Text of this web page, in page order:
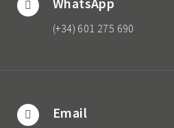
(+34) 601 275 690
Email